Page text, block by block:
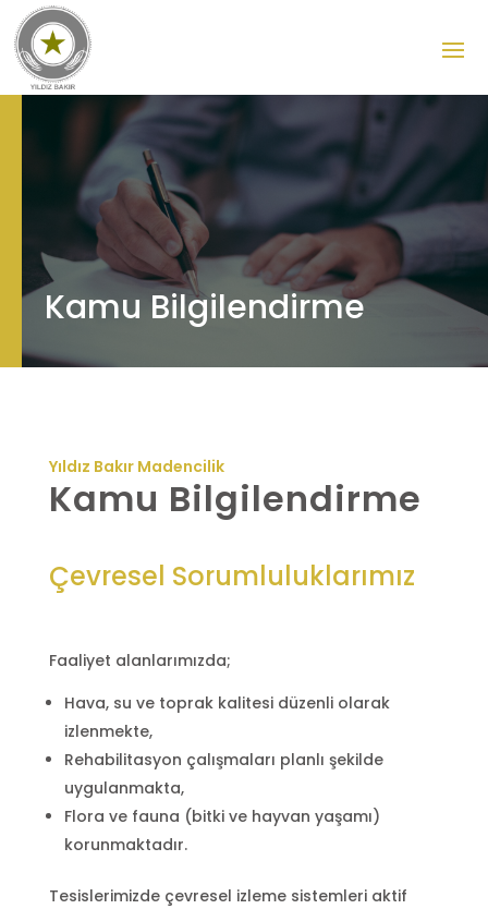
Kamu Bilgilendirme
Yıldız Bakır Madencilik
Kamu Bilgilendirme
Çevresel Sorumluluklarımız
Faaliyet alanlarımızda;
Hava, su ve toprak kalitesi düzenli olarak
izlenmekte,
Rehabilitasyon çalışmaları planlı şekilde
uygulanmakta,
Flora ve fauna (bitki ve hayvan yaşamı)
korunmaktadır.
Tesislerimizde çevresel izleme sistemleri aktif